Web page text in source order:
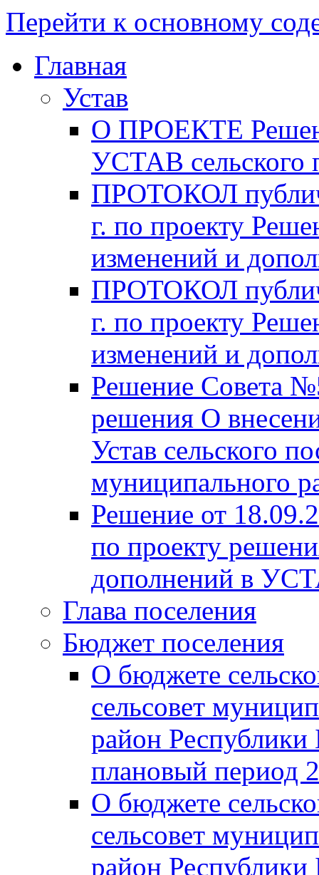
Перейти к основному
Главная
Устав
О ПРОЕКТЕ
УСТАВ сельского
ПРОТОКОЛ
г. по проекту
изменений и
ПРОТОКОЛ
г. по проекту
изменений и
Решение Совета
решения О
Устав сельского
муниципального
Решение от
по проекту
дополнений в
Глава поселения
Бюджет поселения
О бюджете
сельсовет
район Республики
плановый период
О бюджете
сельсовет
район Республики